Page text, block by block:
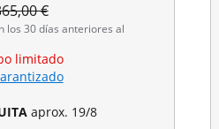
€
los 30 días anteriores al
limitado
aprox. 19/8